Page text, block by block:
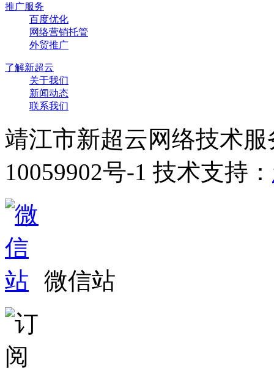
推广服务
百度优化
网络营销托管
外贸推广
了解新超云
关于我们
新闻动态
联系我们
靖江市新超云网络技术
10059902号-1 技术支持：
微信站